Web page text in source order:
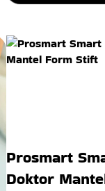
Prosmart
Doktor